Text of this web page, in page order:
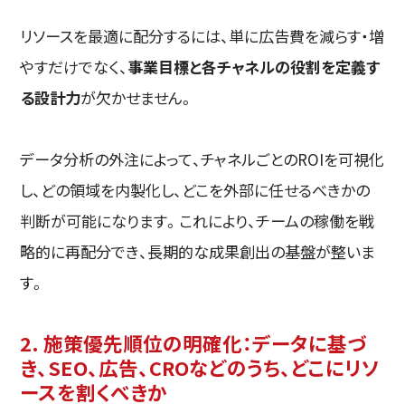
リソースを最適に配分するには、単に広告費を減らす・増
やすだけでなく、 事業目標と各チャネルの役割を定義す
る設計力が欠かせません。
データ分析の外注によって、チャネルごとのROIを可視化
し、どの領域を内製化し、どこを外部に任せるべきかの
判断が可能になります。これにより、チームの稼働を戦
略的に再配分でき、長期的な成果創出の基盤が整いま
す。
2. 施策優先順位の明確化：データに基づ
き、SEO、広告、CROなどのうち、どこにリソ
ースを割くべきか